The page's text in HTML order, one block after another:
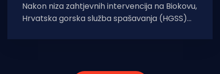
Nakon niza zahtjevnih intervencija na Biokovu,
Hrvatska gorska služba spašavanja (HGSS)
podcjenjuju planine. Iako